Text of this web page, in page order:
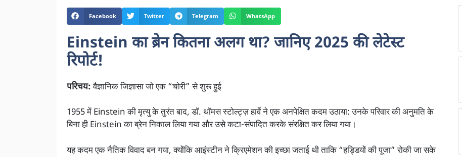
Facebook Twitter Telegram WhatsApp
Einstein का ब्रेन कितना अलग था? जानिए 2025 की लेटेस्ट
रिपोर्ट!
परिचय:वैज्ञानिक जिज्ञासा जो एक “चोरी” से शुरू हुई
1955 में Einstein की मृत्यु के तुरंत बाद, डॉ. थॉमस स्टोल्ट्ज़ हार्वे ने एक अनपेक्षित कदम उठाया: उनके परिवार की अनुमति के
बिना ही Einstein का ब्रेन निकाल लिया गया और उसे कटा-संपादित करके संरक्षित कर लिया गया।
यह कदम एक नैतिक विवाद बन गया, क्योंकि आइंस्टीन ने क्रिएमेशन की इच्छा जताई थी ताकि “हड्डियों की पूजा” रोकी जा सके